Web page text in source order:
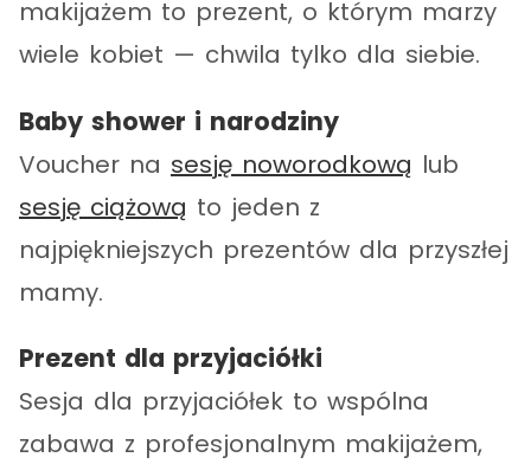
makijażem to prezent, o którym marzy
wiele kobiet — chwila tylko dla siebie.
Baby shower i narodziny
Voucher na sesję noworodkową lub
sesję ciążową to jeden z
najpiękniejszych prezentów dla przyszłej
mamy.
Prezent dla przyjaciółki
Sesja dla przyjaciółek to wspólna
zabawa z profesjonalnym makijażem,